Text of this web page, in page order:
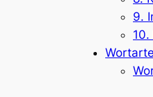
9.